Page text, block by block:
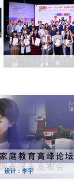
设计：李宇